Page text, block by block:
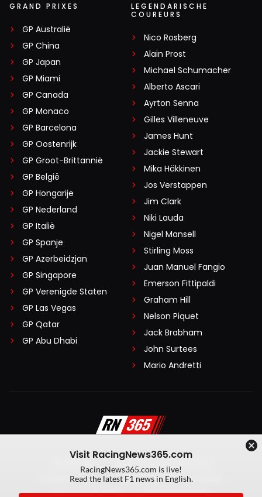
GRAND PRIXES
GP Australië
GP China
GP Japan
GP Miami
GP Canada
GP Monaco
GP Barcelona
GP Oostenrijk
GP Groot-Brittannië
GP België
GP Hongarije
GP Nederland
GP Italië
GP Spanje
GP Azerbeidzjan
GP Singapore
GP Verenigde Staten
GP Las Vegas
GP Qatar
GP Abu Dhabi
LEGENDARISCHE
COUREURS
Nico Rosberg
Alain Prost
Michael Schumacher
Alberto Ascari
Ayrton Senna
Gilles Villeneuve
James Hunt
Jackie Stewart
Mika Häkkinen
Jos Verstappen
Jim Clark
Niki Lauda
Nigel Mansell
Stirling Moss
Juan Manuel Fangio
Emerson Fittipaldi
Graham Hill
Nelson Piquet
Jack Brabham
John Surtees
Mario Andretti
Algemene voorwaarden
Privacy Policy
Created by On Your Marks
Privacy manager
Kansspeluitingen
Visit RacingNews365.com
RacingNews365.com is live!
Read the latest F1 news in English.